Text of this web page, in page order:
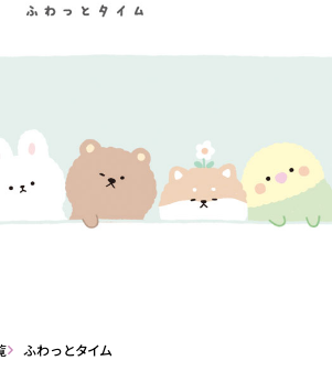
ふわっとタイム